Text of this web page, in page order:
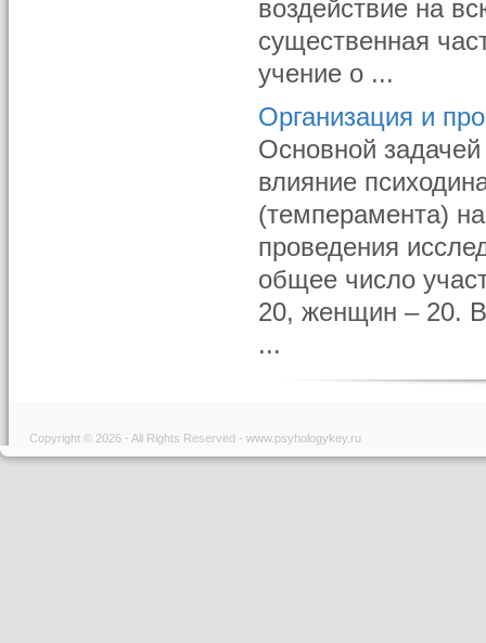
воздействие на
существенная
учение о ...
Организация и
Основной
влияние
(темперамента)
проведения
общее число
20, женщин – 20.
...
Copyright © 2026 - All Rights Reserved - www.psyhologykey.ru